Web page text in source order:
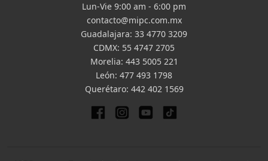
Lun-Vie 9:00 am - 6:00 pm
contacto@mipc.com.mx
Guadalajara: 33 4770 3209
CDMX: 55 4747 2705
Morelia: 443 5005 221
León: 477 493 1798
Querétaro: 442 402 1569